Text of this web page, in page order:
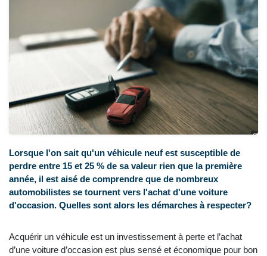
Lorsque l'on sait qu'un véhicule neuf est susceptible de
perdre entre 15 et 25 % de sa valeur rien que la première
année, il est aisé de comprendre que de nombreux
automobilistes se tournent vers l'achat d'une voiture
d'occasion. Quelles sont alors les démarches à respecter?
Acquérir un véhicule est un investissement à perte et l’achat
d’une voiture d’occasion est plus sensé et économique pour bon